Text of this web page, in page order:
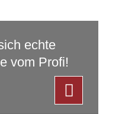
echte
vom Profi!